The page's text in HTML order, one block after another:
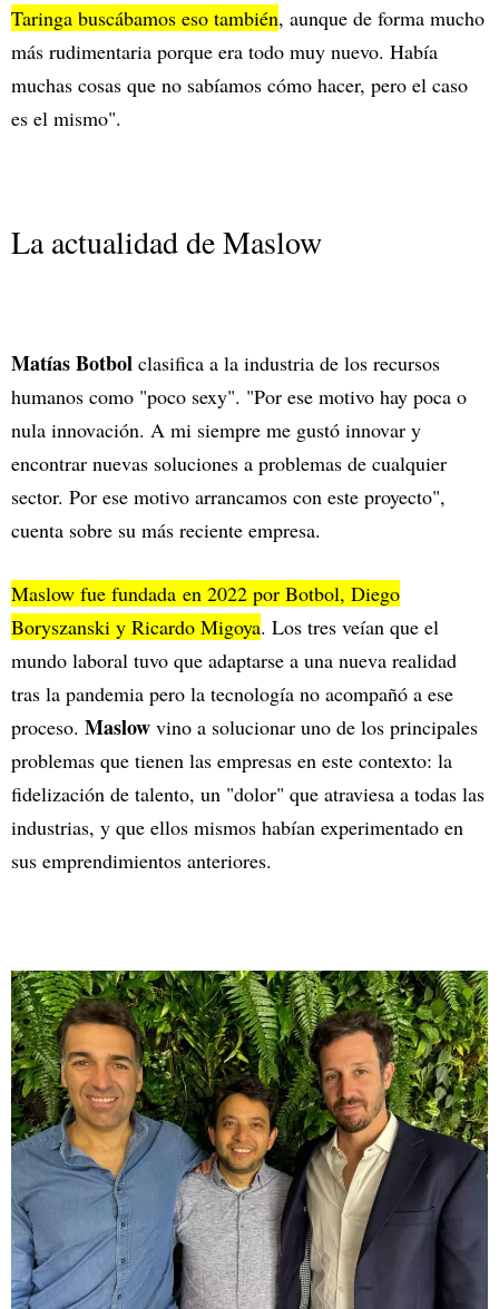
Taringa buscábamos eso también, aunque de forma mucho
más rudimentaria porque era todo muy nuevo. Había
muchas cosas que no sabíamos cómo hacer, pero el caso
es el mismo".
La actualidad de Maslow
Matías Botbol clasifica a la industria de los recursos
humanos como "poco sexy". "Por ese motivo hay poca o
nula innovación. A mi siempre me gustó innovar y
encontrar nuevas soluciones a problemas de cualquier
sector. Por ese motivo arrancamos con este proyecto",
cuenta sobre su más reciente empresa.
Maslow fue fundada en 2022 por Botbol, Diego
Boryszanski y Ricardo Migoya. Los tres veían que el
mundo laboral tuvo que adaptarse a una nueva realidad
tras la pandemia pero la tecnología no acompañó a ese
proceso. Maslow vino a solucionar uno de los principales
problemas que tienen las empresas en este contexto: la
fidelización de talento, un "dolor" que atraviesa a todas las
industrias, y que ellos mismos habían experimentado en
sus emprendimientos anteriores.